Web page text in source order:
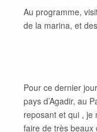
Au programme,
de la marina, et
Pour ce dernier
pays d’Agadir, au
reposant et qui , je
faire de très beaux